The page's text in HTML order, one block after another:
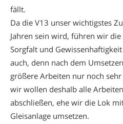
fällt.
Da die V13 unser wichtigstes
Jahren sein wird, führen wir
Sorgfalt und
auch, denn nach dem
größere Arbeiten nur noch
wir wollen deshalb alle
abschließen, ehe wir die Lok
Gleisanlage umsetzen.